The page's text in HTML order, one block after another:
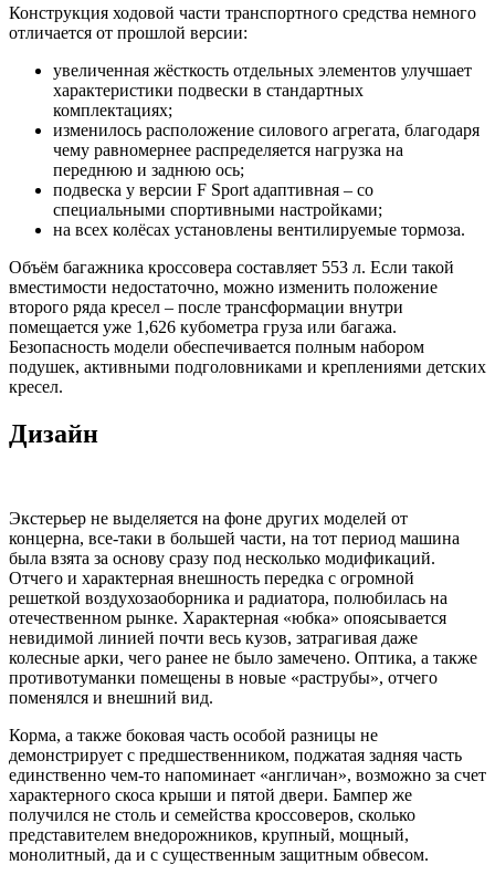
Конструкция ходовой части транспортного средства немного
отличается от прошлой версии:
увеличенная жёсткость отдельных элементов улучшает
характеристики подвески в стандартных
комплектациях;
изменилось расположение силового агрегата, благодаря
чему равномернее распределяется нагрузка на
переднюю и заднюю ось;
подвеска у версии F Sport адаптивная – со
специальными спортивными настройками;
на всех колёсах установлены вентилируемые тормоза.
Объём багажника кроссовера составляет 553 л. Если такой
вместимости недостаточно, можно изменить положение
второго ряда кресел – после трансформации внутри
помещается уже 1,626 кубометра груза или багажа.
Безопасность модели обеспечивается полным набором
подушек, активными подголовниками и креплениями детских
кресел.
Дизайн
Экстерьер не выделяется на фоне других моделей от
концерна, все-таки в большей части, на тот период машина
была взята за основу сразу под несколько модификаций.
Отчего и характерная внешность передка с огромной
решеткой воздухозаоборника и радиатора, полюбилась на
отечественном рынке. Характерная «юбка» опоясывается
невидимой линией почти весь кузов, затрагивая даже
колесные арки, чего ранее не было замечено. Оптика, а также
противотуманки помещены в новые «раструбы», отчего
поменялся и внешний вид.
Корма, а также боковая часть особой разницы не
демонстрирует с предшественником, поджатая задняя часть
единственно чем-то напоминает «англичан», возможно за счет
характерного скоса крыши и пятой двери. Бампер же
получился не столь и семейства кроссоверов, сколько
представителем внедорожников, крупный, мощный,
монолитный, да и с существенным защитным обвесом.